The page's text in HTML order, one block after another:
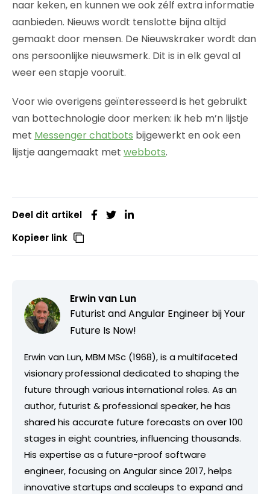
naar keken, en kunnen we ook zélf extra informatie
aanbieden. Nieuws wordt tenslotte bijna altijd
gemaakt door mensen. De Nieuwskraker wordt dan
ons persoonlijke nieuwsmerk. Dit is in elk geval al
weer een stapje vooruit.
Voor wie overigens geïnteresseerd is het gebruikt
van bottechnologie door merken: ik heb m’n lijstje
met Messenger chatbots bijgewerkt en ook een
lijstje aangemaakt met webbots.
Deel dit artikel
Kopieer link
Erwin van Lun
Futurist and Angular Engineer bijYour
Future Is Now!
Erwin van Lun, MBM MSc (1968), is a multifaceted
visionary professional dedicated to shaping the
future through various international roles. As an
author, futurist & professional speaker, he has
shared his accurate future forecasts on over 100
stages in eight countries, influencing thousands.
His expertise as a future-proof software
engineer, focusing on Angular since 2017, helps
innovative startups and scaleups to expand and